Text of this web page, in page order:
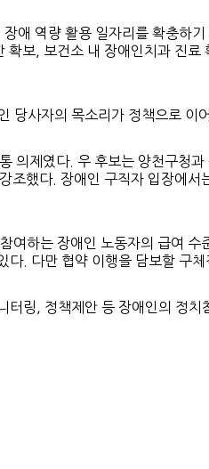
애 역량 활용 일자리를 확충하
보, 보건소 내 장애인치과 진
당사자의 목소리가 정책으로 이
의제였다. 우 후보는 양천구청
조했다. 장애인 구직자 입장에
여하는 장애인 노동자의 급여
. 다만 협약 이행을 담보할 구
링, 정책제안 등 장애인의 정